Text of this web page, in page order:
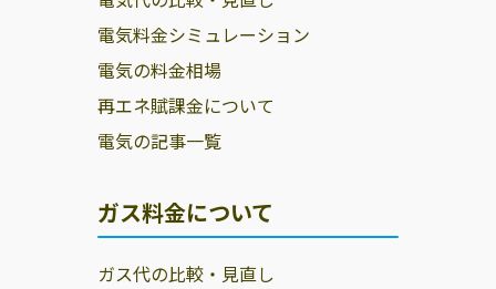
電気料金シミュレーション
電気の料金相場
再エネ賦課金について
電気の記事一覧
ガス料金について
ガス代の比較・見直し